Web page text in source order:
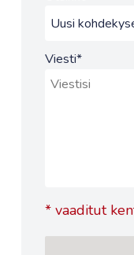
Viesti*
*vaaditut